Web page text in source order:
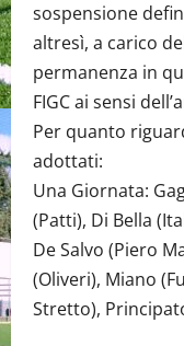
sospensione
altresì, a carico
permanenza in
FIGC ai sensi
Per quanto
adottati:
Una Giornata:
(Patti), Di Bella
De Salvo (Piero
(Oliveri), Miano
Stretto),